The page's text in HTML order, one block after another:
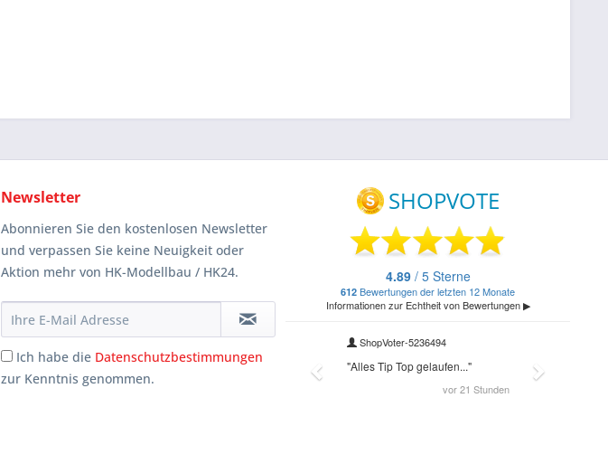
Newsletter
Abonnieren Sie den kostenlosen Newsletter
und verpassen Sie keine Neuigkeit oder
Aktion mehr von HK-Modellbau / HK24.
Ich habe die Datenschutzbestimmungen
zur Kenntnis genommen.